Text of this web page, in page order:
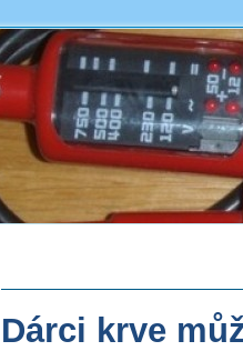
Dárci krve